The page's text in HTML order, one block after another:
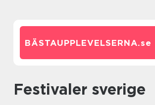
BÄSTAUPPLEVELSERNA.se
festivaler sverige